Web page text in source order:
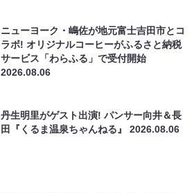
ニューヨーク・嶋佐が地元富士吉田市とコ
ラボ! オリジナルコーヒーがふるさと納税
サービス「わらふる」で受付開始
2026.08.06
丹生明里がゲスト出演! パンサー向井＆長
田『くるま温泉ちゃんねる』2026.08.06